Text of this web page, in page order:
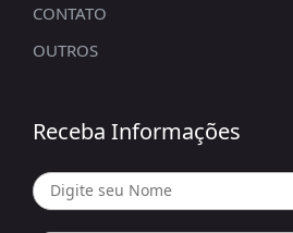
CONTATO
OUTROS
Receba Informações